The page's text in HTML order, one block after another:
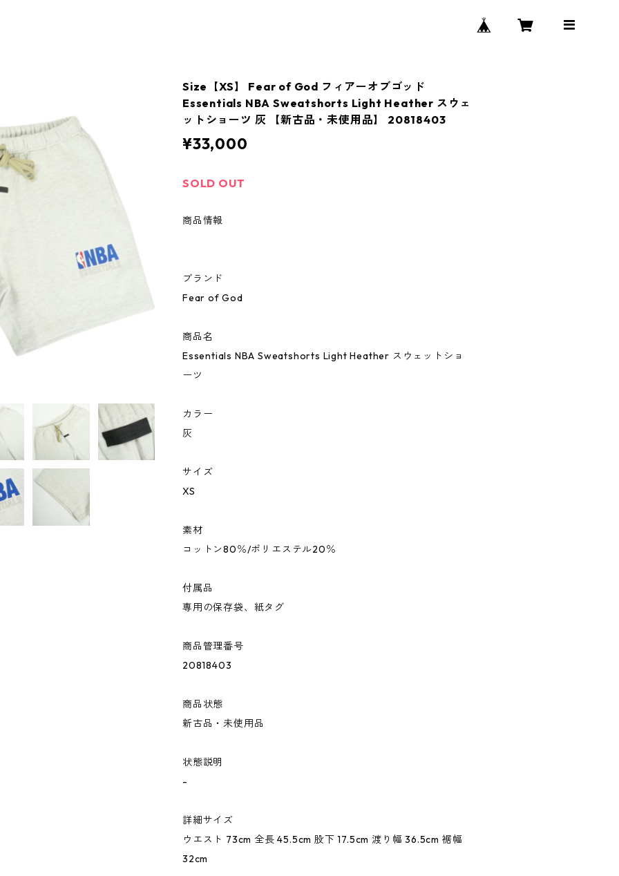
Size【XS】 Fear of God フィアーオブゴッド
Essentials NBA Sweatshorts Light Heather スウェ
ットショーツ 灰 【新古品・未使用品】 20818403
¥33,000
SOLD OUT
商品情報
ブランド
Fear of God
商品名
Essentials NBA Sweatshorts Light Heather スウェットショ
ーツ
カラー
灰
サイズ
XS
素材
コットン80％/ポリエステル20％
付属品
専用の保存袋、紙タグ
商品管理番号
20818403
商品状態
新古品・未使用品
状態説明
-
詳細サイズ
ウエスト 73cm 全長 45.5cm 股下 17.5cm 渡り幅 36.5cm 裾幅
32cm